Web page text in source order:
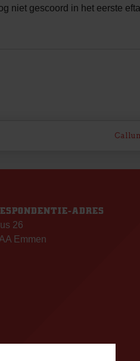
niet gescoord in het eerste
ADRES
26
Emmen